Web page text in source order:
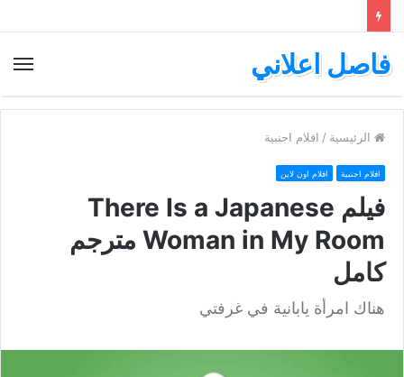
فاصل اعلاني
الرئيسية / افلام اجنبية
افلام اجنبية افلام اون لاين
فيلم There Is a Japanese
Woman in My Room مترجم
كامل
هناك امرأة يابانية في غرفتي